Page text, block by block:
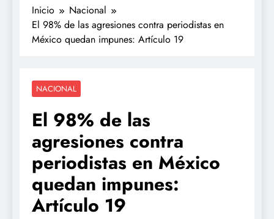
Inicio
Nacional
El 98% de las agresiones contra periodistas en
México quedan impunes: Artículo 19
NACIONAL
El 98% de las
agresiones contra
periodistas en México
quedan impunes:
Artículo 19